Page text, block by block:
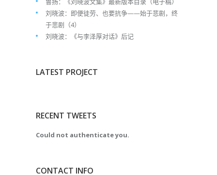
刘晓波：即便徒劳、也要抗争——始于悲剧，终
于悲剧（4）
刘晓波：《与李泽厚对话》后记
LATEST PROJECT
RECENT TWEETS
Could not authenticate you.
CONTACT INFO